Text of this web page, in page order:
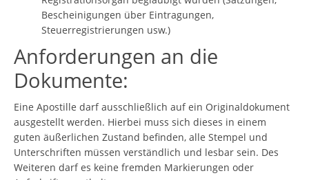
Bescheinigungen über Eintragungen,
Steuerregistrierungen usw.)
Anforderungen an die
Dokumente:
Eine Apostille darf ausschließlich auf ein Originaldokument
ausgestellt werden. Hierbei muss sich dieses in einem
guten äußerlichen Zustand befinden, alle Stempel und
Unterschriften müssen verständlich und lesbar sein. Des
Weiteren darf es keine fremden Markierungen oder